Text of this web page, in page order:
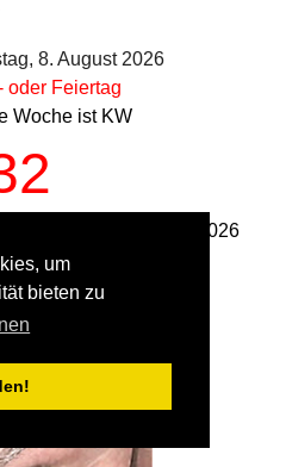
um
bieten zu
8. August 2026
oder Feiertag
Woche ist KW
bis Sonntag, 9.8.2026